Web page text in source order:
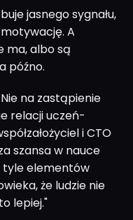
jasnego sygnału,
A
ma, albo są
późno.
na zastąpienie
relacji uczeń-
i CTO
szansa w nauce
tyle elementów
że ludzie nie
lepiej."